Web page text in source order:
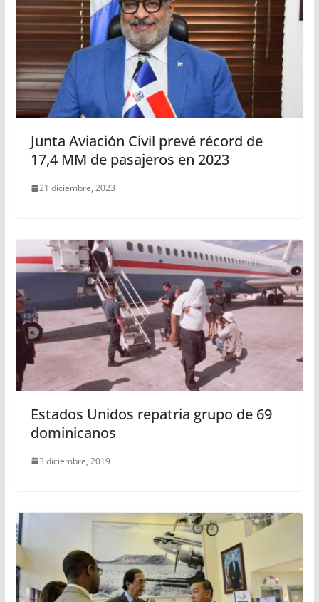
Junta Aviación Civil prevé récord de
17,4 MM de pasajeros en 2023
21 diciembre, 2023
Estados Unidos repatria grupo de 69
dominicanos
3 diciembre, 2019